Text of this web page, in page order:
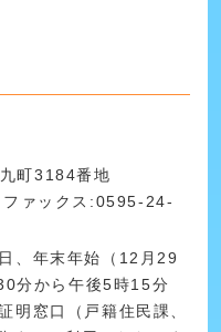
町3184番地
ファックス:0595-24-
、年末年始（12月29
分から午後5時15分
明窓口（戸籍住民課、